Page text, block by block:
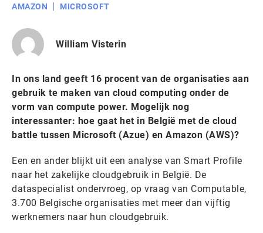
AMAZON
MICROSOFT
William Visterin
In ons land geeft 16 procent van de organisaties aan
gebruik te maken van cloud computing onder de
vorm van compute power. Mogelijk nog
interessanter: hoe gaat het in België met de cloud
battle tussen Microsoft (Azue) en Amazon (AWS)?
Een en ander blijkt uit een analyse van Smart Profile
naar het zakelijke cloudgebruik in België. De
dataspecialist ondervroeg, op vraag van Computable,
3.700 Belgische organisaties met meer dan vijftig
werknemers naar hun cloudgebruik.